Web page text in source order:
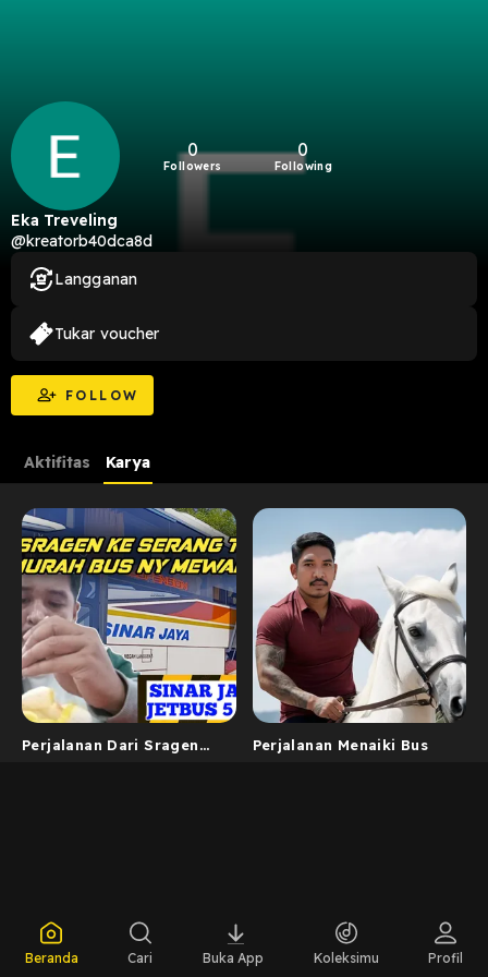
0
Followers
0
Following
Eka Treveling
@kreatorb40dca8d
FOLLOW
Langganan
Tukar voucher
Aktifitas Karya
Perjalanan Dari Sragen
Perjalanan Menaiki Bus
Beranda Cari Buka App Koleksimu Profil